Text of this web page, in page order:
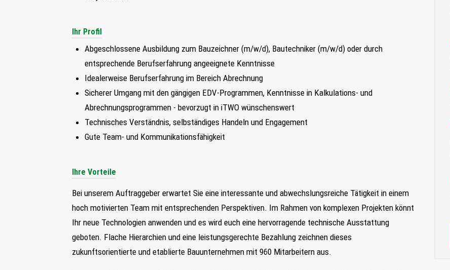
Ihr Profil
Abgeschlossene Ausbildung zum Bauzeichner (m/w/d), Bautechniker (m/w/d) oder durch
entsprechende Berufserfahrung angeeignete Kenntnisse
Idealerweise Berufserfahrung im Bereich Abrechnung
Sicherer Umgang mit den gängigen EDV-Programmen, Kenntnisse in Kalkulations- und
Abrechnungsprogrammen - bevorzugt in iTWO wünschenswert
Technisches Verständnis, selbständiges Handeln und Engagement
Gute Team- und Kommunikationsfähigkeit
Ihre Vorteile
Bei unserem Auftraggeber erwartet Sie eine interessante und abwechslungsreiche Tätigkeit in einem
hoch motivierten Team mit entsprechenden Perspektiven. Im Rahmen von komplexen Projekten könnt
Ihr neue Technologien anwenden und es wird euch eine hervorragende technische Ausstattung
geboten. Flache Hierarchien und eine leistungsgerechte Bezahlung zeichnen dieses
zukunftsorientierte und etablierte Bauunternehmen mit 960 Mitarbeitern aus.